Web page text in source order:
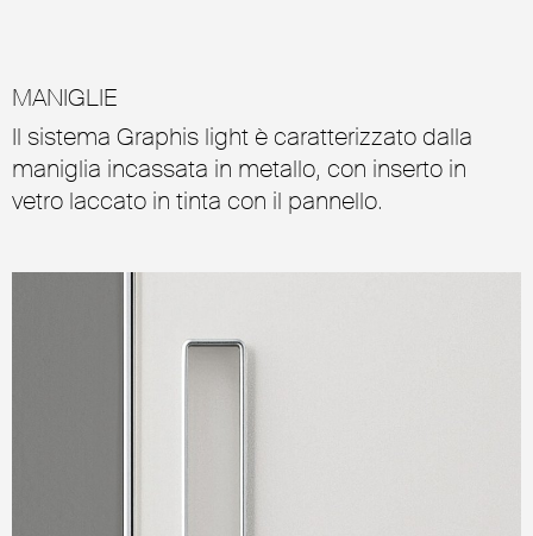
MANIGLIE
Il sistema Graphis light è caratterizzato dalla
maniglia incassata in metallo, con inserto in
vetro laccato in tinta con il pannello.